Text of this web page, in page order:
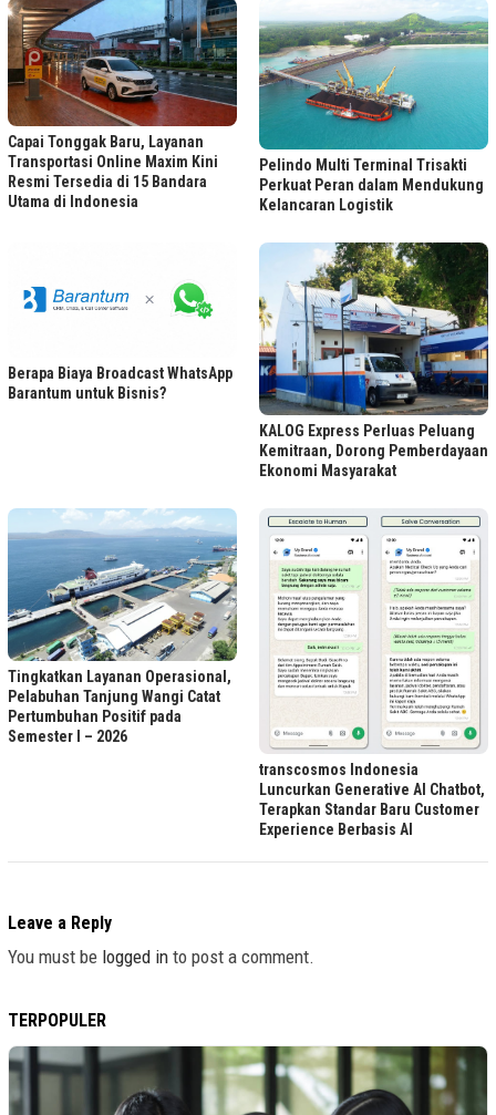
Capai Tonggak Baru, Layanan
Transportasi Online Maxim Kini
Resmi Tersedia di 15 Bandara
Utama di Indonesia
Pelindo Multi Terminal Trisakti
Perkuat Peran dalam Mendukung
Kelancaran Logistik
Berapa Biaya Broadcast WhatsApp
Barantum untuk Bisnis?
KALOG Express Perluas Peluang
Kemitraan, Dorong Pemberdayaan
Ekonomi Masyarakat
Tingkatkan Layanan Operasional,
Pelabuhan Tanjung Wangi Catat
Pertumbuhan Positif pada
Semester I – 2026
transcosmos Indonesia
Luncurkan Generative AI Chatbot,
Terapkan Standar Baru Customer
Experience Berbasis AI
Leave a Reply
You must be logged in to post a comment.
TERPOPULER